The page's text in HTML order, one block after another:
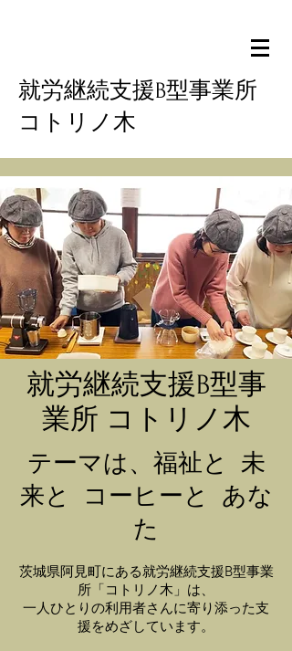
就労継続支援B型事業所
コトリノ木
就労継続支援B型事
業所 コトリノ木
テーマは、福祉と 未
来と コーヒーと あな
た
茨城県阿見町にある就労継続支援B型事業
所「コトリノ木」は、
一人ひとりの利用者さんに寄り添った支
援をめざしています。